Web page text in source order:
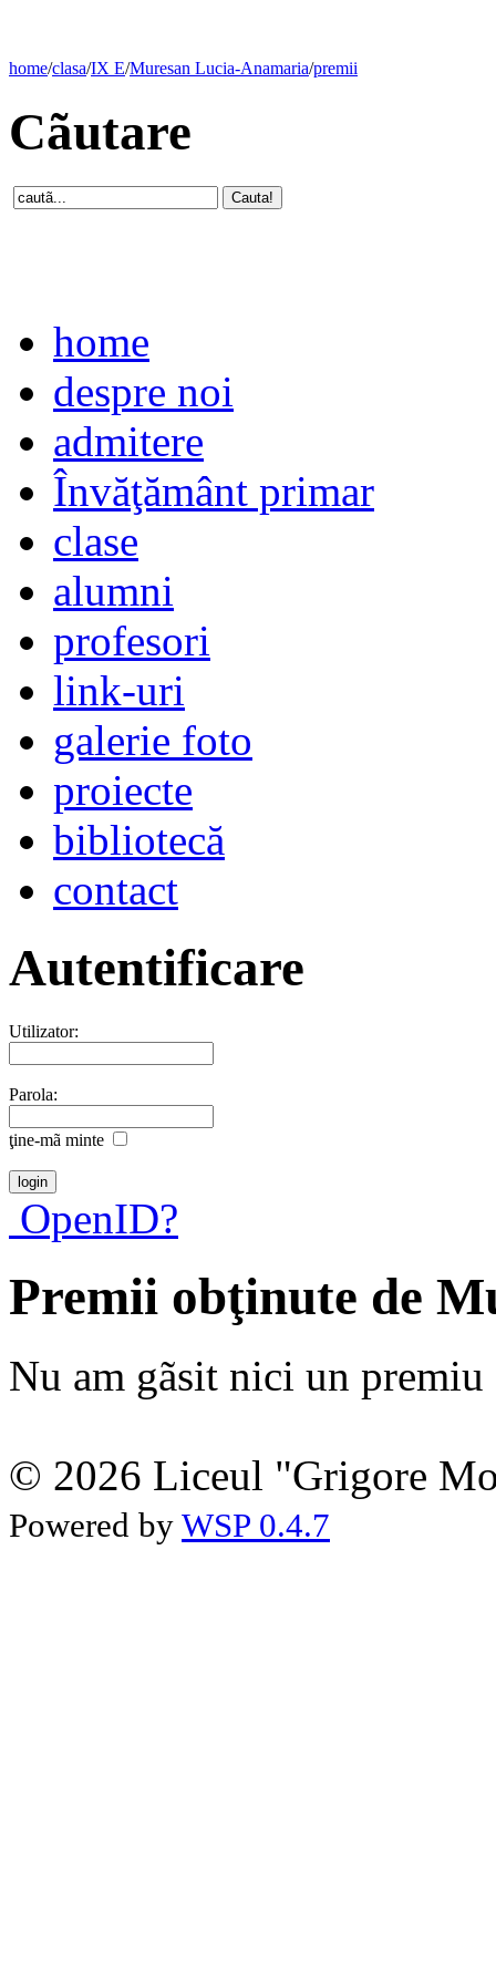
home/clasa/IX E/Muresan Lucia-Anamaria/premii
Cãutare
home
despre noi
admitere
Învăţământ primar
clase
alumni
profesori
link-uri
galerie foto
proiecte
bibliotecă
contact
Autentificare
Utilizator:
Parola:
ţine-mã minte
OpenID?
Premii obţinute de
Nu am gãsit nici un premiu
© 2026 Liceul "Grigore
Powered by WSP 0.4.7